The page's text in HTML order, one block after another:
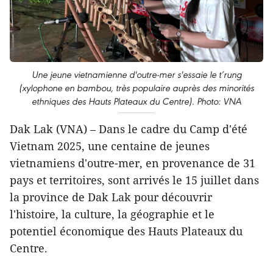
Une jeune vietnamienne d'outre-mer s'essaie le t’rung
(xylophone en bambou, très populaire auprès des minorités
ethniques des Hauts Plateaux du Centre). Photo: VNA
Dak Lak (VNA) – Dans le cadre du Camp d'été
Vietnam 2025, une centaine de jeunes
vietnamiens d'outre-mer, en provenance de 31
pays et territoires, sont arrivés le 15 juillet dans
la province de Dak Lak pour découvrir
l'histoire, la culture, la géographie et le
potentiel économique des Hauts Plateaux du
Centre.